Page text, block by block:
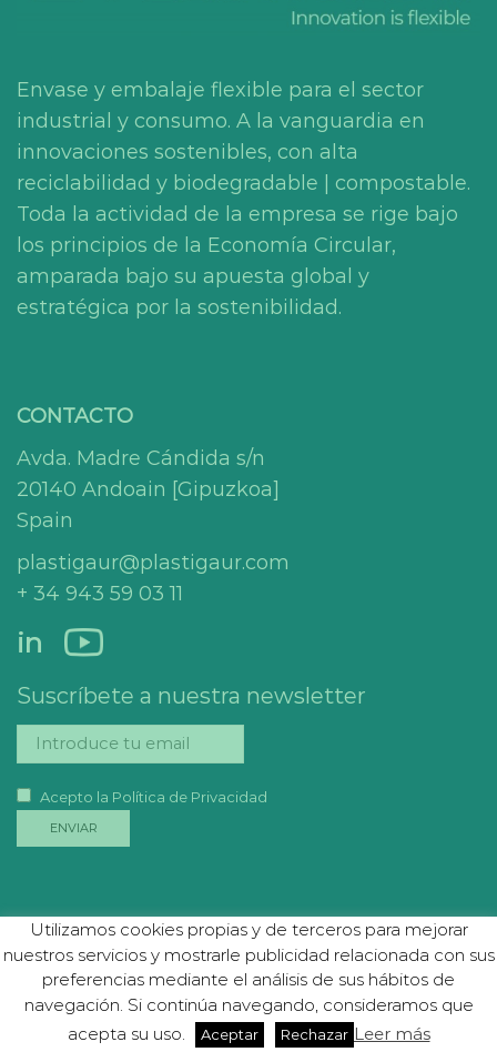
Envase y embalaje flexible para el sector
industrial y consumo. A la vanguardia en
innovaciones sostenibles, con alta
reciclabilidad y biodegradable | compostable.
Toda la actividad de la empresa se rige bajo
los principios de la Economía Circular,
amparada bajo su apuesta global y
estratégica por la sostenibilidad.
CONTACTO
Avda. Madre Cándida s/n
20140 Andoain [Gipuzkoa]
Spain
plastigaur@plastigaur.com
+ 34 943 59 03 11
in
Suscríbete a nuestra newsletter
Acepto la Política de Privacidad
Aviso Legal|Política de Privacidad|Política
de Cookies | Convocatoria Junta General
Ordinaria y Extraordinaria
Utilizamos cookies propias y de terceros para mejorar
nuestros servicios y mostrarle publicidad relacionada con sus
preferencias mediante el análisis de sus hábitos de
navegación. Si continúa navegando, consideramos que
acepta su uso.
Aceptar Rechazar Leer más